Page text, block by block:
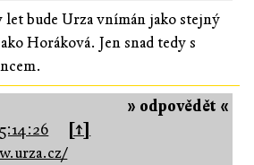
let bude Urza vnímán jako stejný
Horáková. Jen snad tedy s
» odpovědět «
[↑]